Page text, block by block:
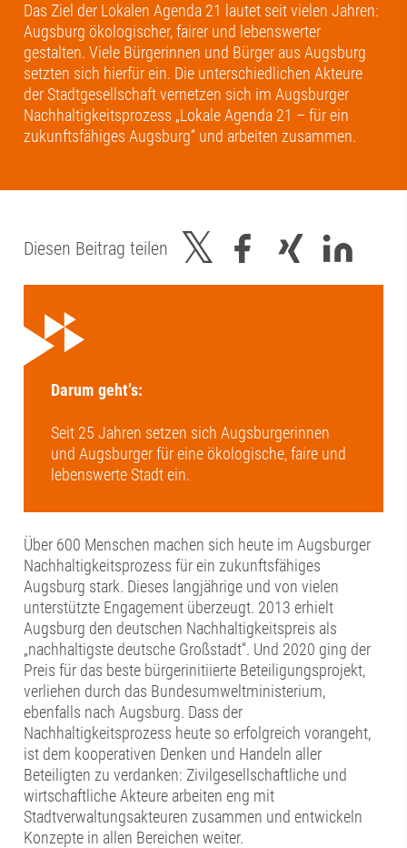
Das Ziel der Lokalen Agenda 21 lautet seit vielen Jahren:
Augsburg ökologischer, fairer und lebenswerter
gestalten. Viele Bürgerinnen und Bürger aus Augsburg
setzten sich hierfür ein. Die unterschiedlichen Akteure
der Stadtgesellschaft vernetzen sich im Augsburger
Nachhaltigkeitsprozess „Lokale Agenda 21 – für ein
zukunftsfähiges Augsburg“ und arbeiten zusammen.
Diesen Beitrag teilen
Darum geht’s:
Seit 25 Jahren setzen sich Augsburgerinnen
und Augsburger für eine ökologische, faire und
lebenswerte Stadt ein.
Über 600 Menschen machen sich heute im Augsburger
Nachhaltigkeitsprozess für ein zukunftsfähiges
Augsburg stark. Dieses langjährige und von vielen
unterstützte Engagement überzeugt. 2013 erhielt
Augsburg den deutschen Nachhaltigkeitspreis als
„nachhaltigste deutsche Großstadt“. Und 2020 ging der
Preis für das beste bürgerinitiierte Beteiligungsprojekt,
verliehen durch das Bundesumweltministerium,
ebenfalls nach Augsburg. Dass der
Nachhaltigkeitsprozess heute so erfolgreich vorangeht,
ist dem kooperativen Denken und Handeln aller
Beteiligten zu verdanken: Zivilgesellschaftliche und
wirtschaftliche Akteure arbeiten eng mit
Stadtverwaltungsakteuren zusammen und entwickeln
Konzepte in allen Bereichen weiter.